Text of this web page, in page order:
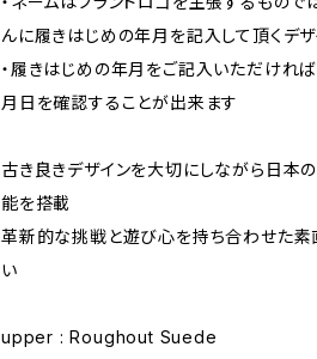
んに履きはじめの年月を記入して頂くデ
・履きはじめの年月をご記入いただけれ
月日を確認することが出来ます
古き良きデザインを大切にしながら日本
能を搭載
革新的な挑戦と遊び心を持ち合わせた素
い
upper : Roughout Suede